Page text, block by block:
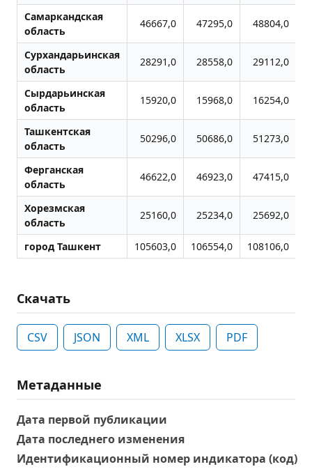
Самаркандская
область
46667,0 47295,0 48804,0
Сурхандарьинская
область
28291,0 28558,0 29112,0
Сырдарьинская
область
15920,0 15968,0 16254,0
Ташкентская
область
50296,0 50686,0 51273,0
Ферганская
область
46622,0 46923,0 47415,0
Хорезмская
область
25160,0 25234,0 25692,0
город Ташкент 105603,0 106554,0 108106,0
Скачать
CSV JSON XML XLSX PDF
Метаданные
Дата первой публикации
Дата последнего изменения
Идентификационный номер индикатора (код)